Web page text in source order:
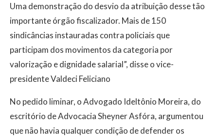
Uma demonstração do desvio da atribuição desse tão
importante órgão fiscalizador. Mais de 150
sindicâncias instauradas contra policiais que
participam dos movimentos da categoria por
valorização e dignidade salarial”, disse o vice-
presidente Valdeci Feliciano
No pedido liminar, o Advogado Ideltônio Moreira, do
escritório de Advocacia Sheyner Asfóra, argumentou
que não havia qualquer condição de defender os